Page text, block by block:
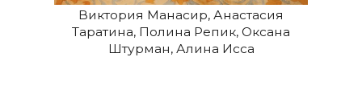
Виктория Манасир, Анастасия
Таратина, Полина Репик, Оксана
Штурман, Алина Исса